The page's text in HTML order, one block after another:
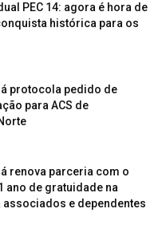
PEC 14: agora é hora de
histórica para os
protocola pedido de
para ACS de
renova parceria com o
ano de gratuidade na
e dependentes